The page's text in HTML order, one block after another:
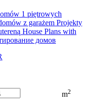
1 piętrowych
z garażem Projekty
House Plans with
домов
m2